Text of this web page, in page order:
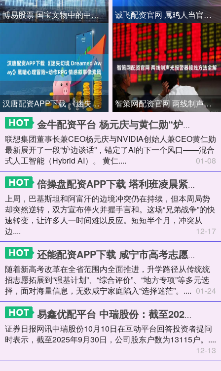
博易股票 国宝文物中的中国马文化 诚飞配资官网 属鸡人当官具备的条件
汉唐配资APP下载 《迷失幻境 Dreamed Away》黑暗心理冒险+动作RPG 情感叙事像素风 智策网配资官网 两线制声光报警器接线方法全解
金牛配资平台 杨元庆与黄仁勋“炉边谈话”：从混合式AI到下一个5倍增长
联想集团董事长兼CEO杨元庆与NVIDIA创始人兼CEO黄仁勋
最新展开了一段“炉边谈话”，锚定了AI的下一个风口——混合
式人工智能（Hybrid AI）。 黄仁....
01-08
倍操盘配资APP下载 塔利班凌晨紧急认怂！刚炸完巴铁就求和，土耳其拿出了什么王牌？
上周，巴基斯坦和阿富汗的边境冲突仍在持续，但本周局势
却突然逆转，双方宣布停火并握手言和。这场“兄弟战争”的快
速转变，让许多人一时间难以反应。短短半个月，冲突从
边....
12-17
还能配资APP下载 咸宁市高考志愿填报机构推荐下？2026咸宁高考规划机构权威测评与指南
随着新高考改革在全省范围内全面推进，升学路径从传统统
招志愿拓展到“强基计划”、“综合评价”、“地方专项”等多元选
择，面对海量信息，无数咸宁家庭陷入“选择迷茫”。.... 01-24
易鑫优配平台 中瑞股份：截至2025年9月30日公司股东户数为13115户
证券日报网讯中瑞股份10月10日在互动平台回答投资者提问
时表示，截至2025年9月30日，公司股东户数为13115户。....
12-13